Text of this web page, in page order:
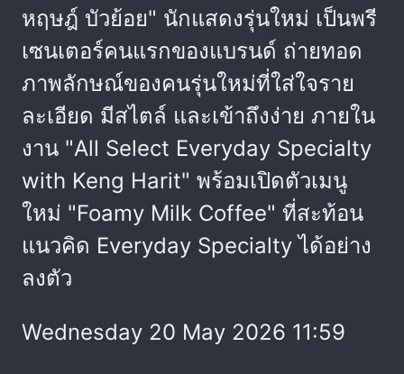
หฤษฎ์ บัวย้อย" นักแสดงรุ่นใหม่ เป็นพรี
เซนเตอร์คนแรกของแบรนด์ ถ่ายทอด
ภาพลักษณ์ของคนรุ่นใหม่ที่ใส่ใจราย
ละเอียด มีสไตล์ และเข้าถึงง่าย ภายใน
งาน "All Select Everyday Specialty
with Keng Harit" พร้อมเปิดตัวเมนู
ใหม่ "Foamy Milk Coffee" ที่สะท้อน
แนวคิด Everyday Specialty ได้อย่าง
ลงตัว
Wednesday 20 May 2026 11:59